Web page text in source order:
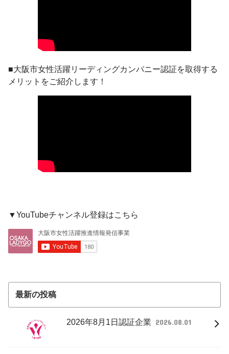
■大阪市女性活躍リーディングカンパニー認証を取得する
メリットをご紹介します！
▼YouTubeチャンネル登録はこちら
最新の投稿
2026年8月1日認証企業 2026.08.01